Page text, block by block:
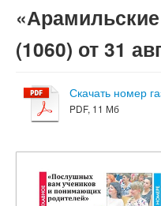
(1060) от 31
Скачать номер
PDF, 11 Мб